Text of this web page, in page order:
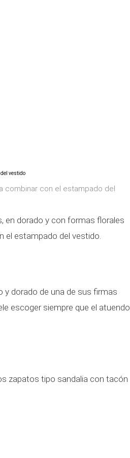
combinar con el estampado del
en dorado y con formas florales
el estampado del vestido.
dorado de una de sus firmas
escoger siempre que el atuendo
zapatos tipo sandalia con tacón